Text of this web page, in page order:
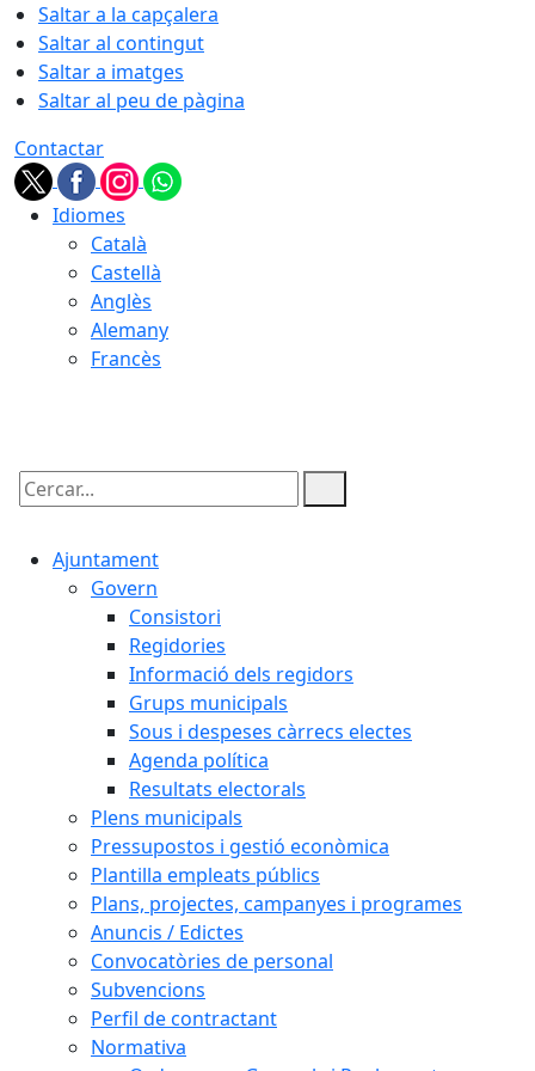
Saltar a la capçalera
Saltar al contingut
Saltar a imatges
Saltar al peu de pàgina
Contactar
Idiomes
Català
Castellà
Anglès
Alemany
Francès
Cercar:
Ajuntament
Govern
Consistori
Regidories
Informació dels regidors
Grups municipals
Sous i despeses càrrecs electes
Agenda política
Resultats electorals
Plens municipals
Pressupostos i gestió econòmica
Plantilla empleats públics
Plans, projectes, campanyes i programes
Anuncis / Edictes
Convocatòries de personal
Subvencions
Perfil de contractant
Normativa